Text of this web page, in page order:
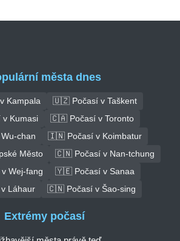
města dnes
Kampala
🇺🇿 Počasí v Taškent
Kumasi
🇨🇦 Počasí v Toronto
chan
🇮🇳 Počasí v Koimbatur
Město
🇨🇳 Počasí v Nan-tchung
Wej-fang
🇾🇪 Počasí v Sanaa
Láhaur
🇨🇳 Počasí v Šao-sing
Extrémy počasí